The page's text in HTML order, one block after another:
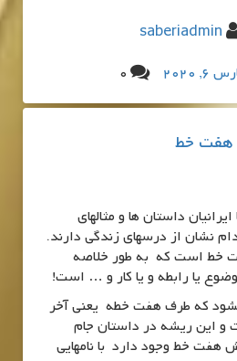
saberiadmin
6, 2020
0
هفت خط
داستان ها و مثالهای
نشان از درسهای زندگی دارند.
خط است که به طور خلاصه
یا رابطه و یا کار و … است!
که طرف هفت خطه یعنی آخر
و این ریشه در داستان جام
هفت خط وجود دارد با نامهایی